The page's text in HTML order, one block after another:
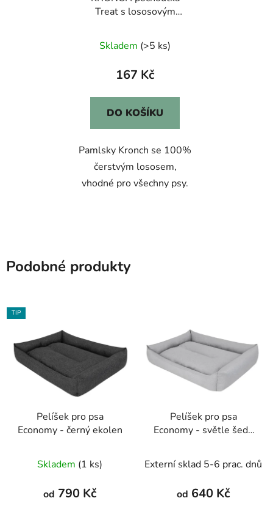
Treat s lososovým
Skladem (>5 ks)
167 Kč
DO KOŠÍKU
Pamlsky Kronch se 100%
čerstvým lososem,
vhodné pro všechny psy.
Podobné produkty
TIP
Pelíšek pro psa
Economy - černý ekolen
Skladem (1 ks)
od 790 Kč
Pelíšek pro psa
Economy - světle šedý
Externí sklad 5-6 prac. dnů
od 640 Kč